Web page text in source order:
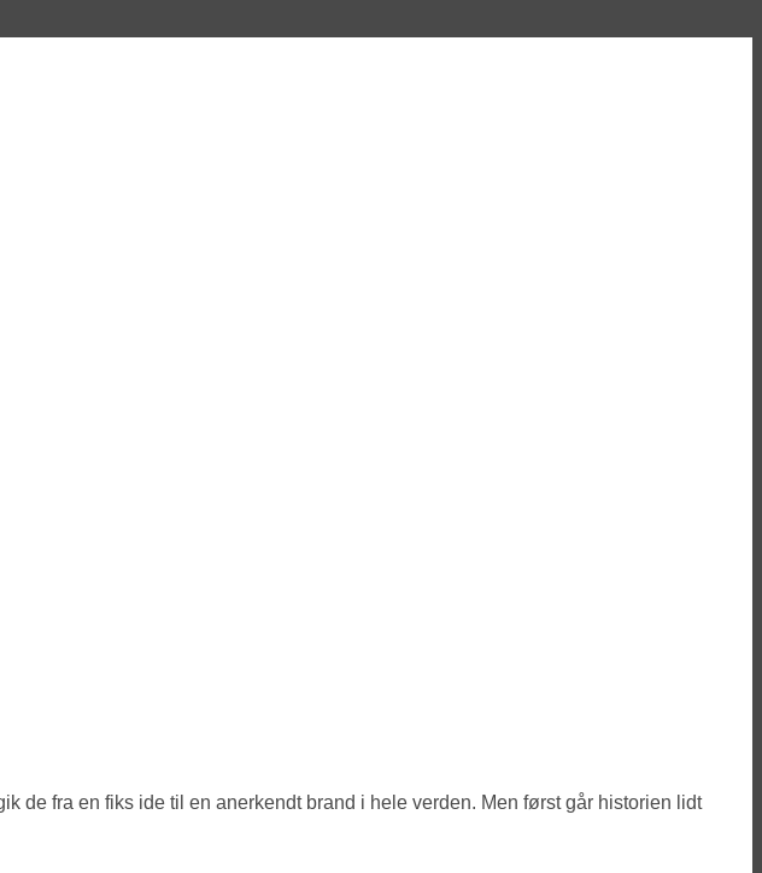
de fra en fiks ide til en anerkendt brand i hele verden. Men først går historien lidt